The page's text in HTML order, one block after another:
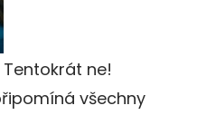
Tentokrát ne!
všechny